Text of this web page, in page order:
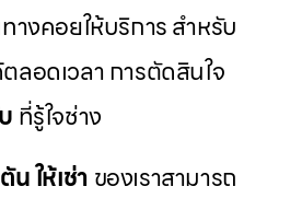
างคอยให้บริการ สำหรับ
ตลอดเวลา การตัดสินใจ
ที่รู้ใจช่าง
ให้เช่า ของเราสามารถ